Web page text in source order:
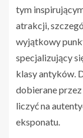
tym
atrakcji,
wyjątkowy
specjalizujący
klasy antyków.
dobierane
liczyć na
eksponatu.